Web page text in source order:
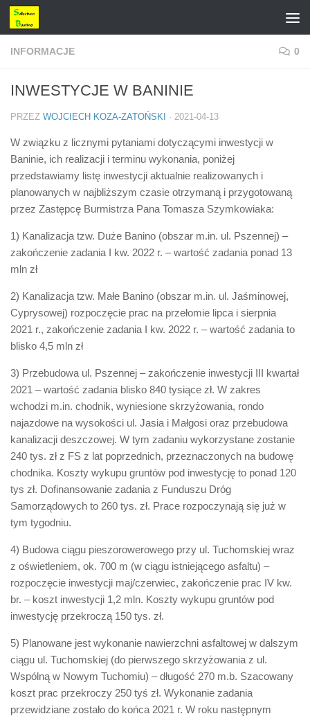
Przejdź do treści
INFORMACJE 0
INWESTYCJE W BANINIE
PRZEZ WOJCIECH KOZA-ZATOŃSKI · 2021-04-13
W związku z licznymi pytaniami dotyczącymi inwestycji w
Baninie, ich realizacji i terminu wykonania, poniżej
przedstawiamy listę inwestycji aktualnie realizowanych i
planowanych w najbliższym czasie otrzymaną i przygotowaną
przez Zastępcę Burmistrza Pana Tomasza Szymkowiaka:
1) Kanalizacja tzw. Duże Banino (obszar m.in. ul. Pszennej) –
zakończenie zadania I kw. 2022 r. – wartość zadania ponad 13
mln zł
2) Kanalizacja tzw. Małe Banino (obszar m.in. ul. Jaśminowej,
Cyprysowej) rozpoczęcie prac na przełomie lipca i sierpnia
2021 r., zakończenie zadania I kw. 2022 r. – wartość zadania to
blisko 4,5 mln zł
3) Przebudowa ul. Pszennej – zakończenie inwestycji III kwartał
2021 – wartość zadania blisko 840 tysiące zł. W zakres
wchodzi m.in. chodnik, wyniesione skrzyżowania, rondo
najazdowe na wysokości ul. Jasia i Małgosi oraz przebudowa
kanalizacji deszczowej. W tym zadaniu wykorzystane zostanie
240 tys. zł z FS z lat poprzednich, przeznaczonych na budowę
chodnika. Koszty wykupu gruntów pod inwestycję to ponad 120
tys zł. Dofinansowanie zadania z Funduszu Dróg
Samorządowych to 260 tys. zł. Prace rozpoczynają się już w
tym tygodniu.
4) Budowa ciągu pieszorowerowego przy ul. Tuchomskiej wraz
z oświetleniem, ok. 700 m (w ciągu istniejącego asfaltu) –
rozpoczęcie inwestycji maj/czerwiec, zakończenie prac IV kw.
br. – koszt inwestycji 1,2 mln. Koszty wykupu gruntów pod
inwestycję przekroczą 150 tys. zł.
5) Planowane jest wykonanie nawierzchni asfaltowej w dalszym
ciągu ul. Tuchomskiej (do pierwszego skrzyżowania z ul.
Wspólną w Nowym Tuchomiu) – długość 270 m.b. Szacowany
koszt prac przekroczy 250 tyś zł. Wykonanie zadania
przewidziane zostało do końca 2021 r. W roku następnym